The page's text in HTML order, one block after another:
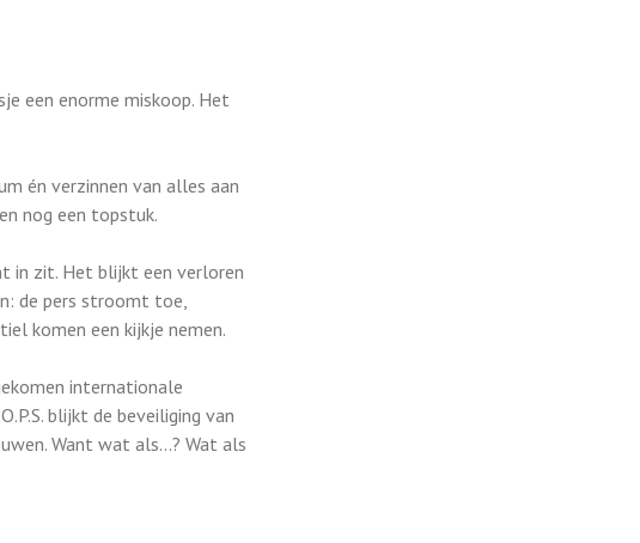
een enorme miskoop. Het
én verzinnen van alles aan
nog een topstuk.
in zit. Het blijkt een verloren
de pers stroomt toe,
komen een kijkje nemen.
internationale
blijkt de beveiliging van
Want wat als...? Wat als